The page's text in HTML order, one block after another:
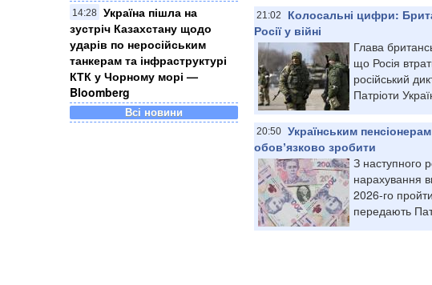
14:28 Україна пішла на
зустріч Казахстану щодо
ударів по неросійським
танкерам та інфраструктурі
КТК у Чорному морі —
Bloomberg
Всі новини
21:02
Колосальні цифри:
Росії у війні
Глава
що Росія
російський
Патріоти
20:50 Українським
обовʼязково зробити
З наступного
нарахування
2026-го
передають